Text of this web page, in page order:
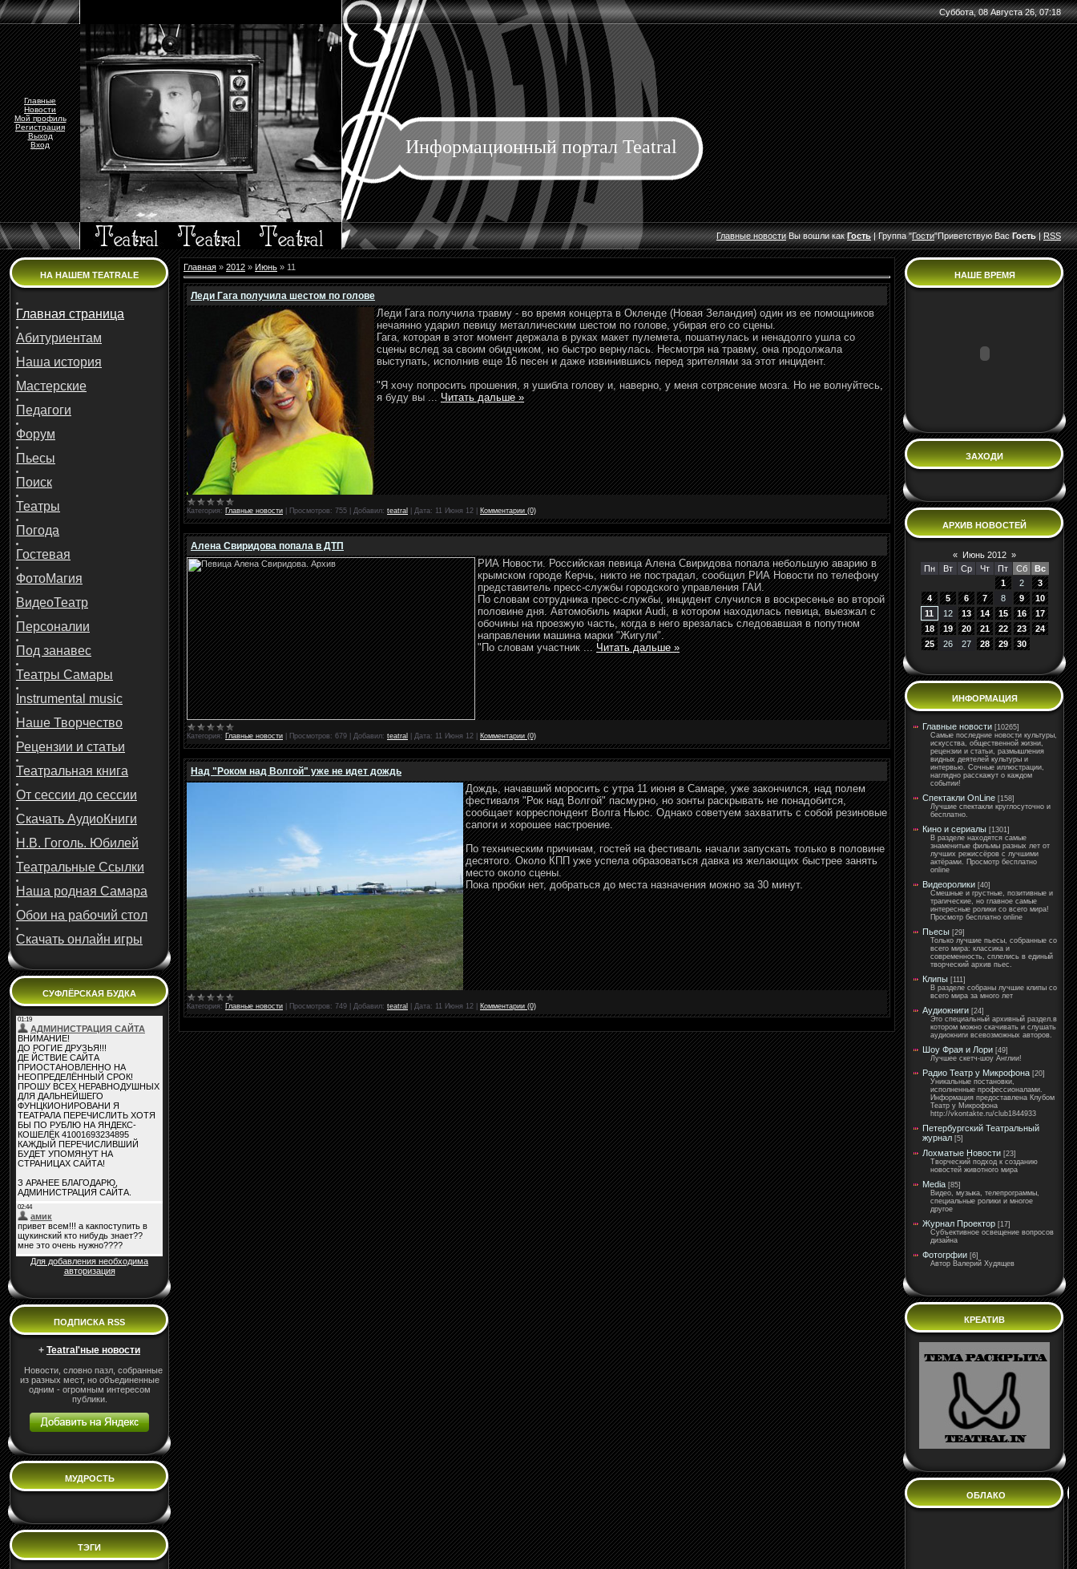
Суббота, 08 Августа 26, 07:18
Главные
Новости
Мой профиль
Регистрация
Выход
Вход
Информационный портал Teatral
ГлавныеновостиВы вошли как Гость|Группа"Гости"Приветствую Вас Гость |RSS
НА НАШЕМ TEATRALE
Главная страница
Абитуриентам
Наша история
Мастерские
Педагоги
Форум
Пьесы
Поиск
Театры
Погода
Гостевая
ФотоМагия
ВидеоТеатр
Персоналии
Под занавес
Театры Самары
Instrumental music
Наше Творчество
Рецензии и статьи
Театральная книга
От сессии до сессии
Скачать АудиоКниги
Н.В. Гоголь. Юбилей
Театральные Ссылки
Наша родная Самара
Обои на рабочий стол
Скачать онлайн игры
СУФЛЁРСКАЯ БУДКА
Для добавления необходима
авторизация
ПОДПИСКА RSS
+ Teatral'ные новости
Новости, словно пазл, собранные
из разных мест, но объединенные
одним - огромным интересом
публики.
МУДРОСТЬ
ТЭГИ
Главная » 2012 » Июнь » 11
Леди Гага получила шестом по голове
Леди Гага получила травму - во время концерта в Окленде (Новая Зеландия) один из ее помощников
нечаянно ударил певицу металлическим шестом по голове, убирая его со сцены.
Гага, которая в этот момент держала в руках макет пулемета, пошатнулась и ненадолго ушла со
сцены вслед за своим обидчиком, но быстро вернулась. Несмотря на травму, она продолжала
выступать, исполнив еще 16 песен и даже извинившись перед зрителями за этот инцидент.
"Я хочу попросить прошения, я ушибла голову и, наверно, у меня сотрясение мозга. Но не волнуйтесь,
я буду вы...Читать дальше »
Категория: Главные новости Просмотров: 755 Добавил: teatral Дата: 11 Июня 12 Комментарии (0)
Алена Свиридова попала в ДТП
РИА Новости. Российская певица Алена Свиридова попала небольшую аварию в
крымском городе Керчь, никто не пострадал, сообщил РИА Новости по телефону
представитель пресс-службы городского управления ГАИ.
По словам сотрудника пресс-службы, инцидент случился в воскресенье во второй
половине дня. Автомобиль марки Audi, в котором находилась певица, выезжал с
обочины на проезжую часть, когда в него врезалась следовавшая в попутном
направлении машина марки "Жигули".
"По словам участник...Читать дальше »
Категория: Главные новости Просмотров: 679 Добавил: teatral Дата: 11 Июня 12 Комментарии (0)
Над "Роком над Волгой" уже не идет дождь
Дождь, начавший моросить с утра 11 июня в Самаре, уже закончился, над полем
фестиваля "Рок над Волгой" пасмурно, но зонты раскрывать не понадобится,
сообщает корреспондент Волга Ньюс. Однако советуем захватить с собой резиновые
сапоги и хорошее настроение.
По техническим причинам, гостей на фестиваль начали запускать только в половине
десятого. Около КПП уже успела образоваться давка из желающих быстрее занять
место около сцены.
Пока пробки нет, добраться до места назначения можно за 30 минут.
Категория: Главные новости Просмотров: 749 Добавил: teatral Дата: 11 Июня 12 Комментарии (0)
НАШЕ ВРЕМЯ
ЗАХОДИ
АРХИВ НОВОСТЕЙ
« Июнь 2012 »
Пн
Вт Ср Чт Пт Сб
Вс
1
2
3
4
5 6 7 8 9
10
11
12 13 14 15 16
17
18
19 20 21 22 23
24
25
26 27 28 29 30
ИНФОРМАЦИЯ
Главные новости [10265]
Самые последние новости культуры,
искусства, общественной жизни,
рецензии и статьи, размышления
видных деятелей культуры и
интервью. Сочные иллюстрации,
наглядно расскажут о каждом
событии!
Спектакли OnLine [158]
Лучшие спектакли круглосуточно и
бесплатно.
Кино и сериалы [1301]
В разделе находятся самые
знаменитые фильмы разных лет от
лучших режиссёров с лучшими
актёрами. Просмотр бесплатно
online
Видеоролики [40]
Смешные и грустные, позитивные и
трагические, но главное самые
интересные ролики со всего мира!
Просмотр бесплатно online
Пьесы [29]
Только лучшие пьесы, собранные со
всего мира: классика и
современность, сплелись в единый
творческий архив пьес.
Клипы [111]
В разделе собраны лучшие клипы со
всего мира за много лет
Аудиокниги [24]
Это специальный архивный раздел.в
котором можно скачивать и слушать
аудиокниги всевозможных авторов.
Шоу Фрая и Лори [49]
Лучшее скетч-шоу Англии!
Радио Театр у Микрофона [20]
Уникальные постановки,
исполненные профессионалами.
Информация предоставлена Клубом
Театр у Микрофона
http://vkontakte.ru/club1844933
Петербургский Театральный
журнал [5]
Лохматые Новости [23]
Творческий подход к созданию
новостей животного мира
Media [85]
Видео, музыка, телепрограммы,
специальные ролики и многое
другое
Журнал Проектор [17]
Субъективное освещение вопросов
дизайна
Фотогрфии [6]
Автор Валерий Худящев
КРЕАТИВ
ОБЛАКО